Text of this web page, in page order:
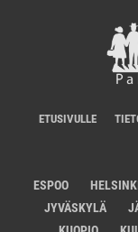
ETUSIVULLE
ESPOO
JYVÄSKYLÄ